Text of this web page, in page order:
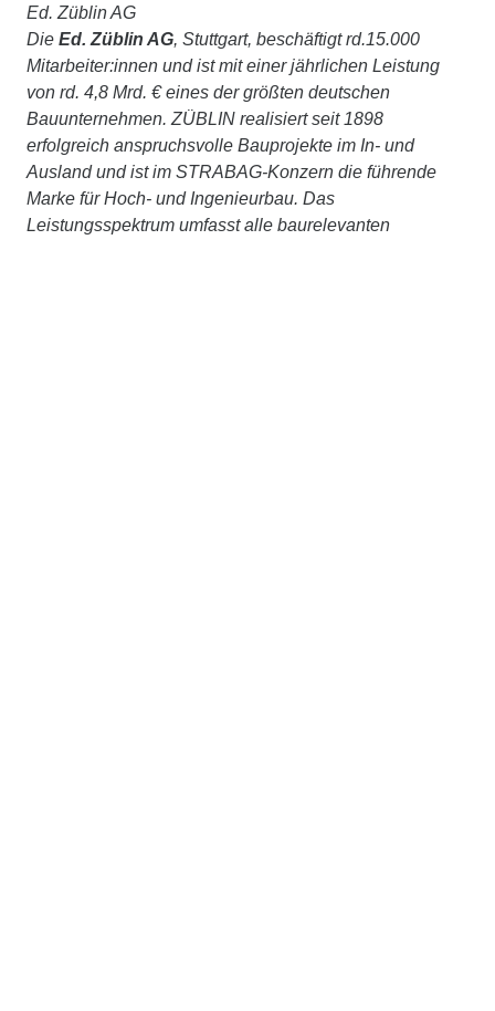
Ed. Züblin AG
Die Ed. Züblin AG, Stuttgart, beschäftigt rd.15.000
Mitarbeiter:innen und ist mit einer jährlichen Leistung
von rd. 4,8 Mrd. € eines der größten deutschen
Bauunternehmen. ZÜBLIN realisiert seit 1898
erfolgreich anspruchsvolle Bauprojekte im In- und
Ausland und ist im STRABAG-Konzern die führende
Marke für Hoch- und Ingenieurbau. Das
Leistungsspektrum umfasst alle baurelevanten